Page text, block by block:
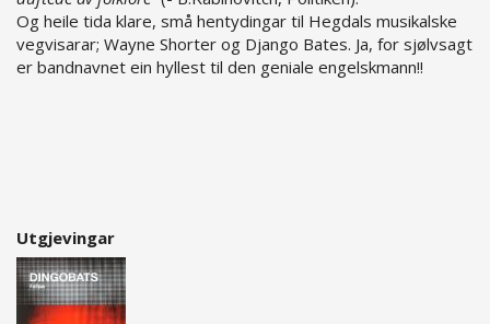
Og heile tida klare, små hentydingar til Hegdals musikalske
vegvisarar; Wayne Shorter og Django Bates. Ja, for sjølvsagt
er bandnavnet ein hyllest til den geniale engelskmann!!
Utgjevingar